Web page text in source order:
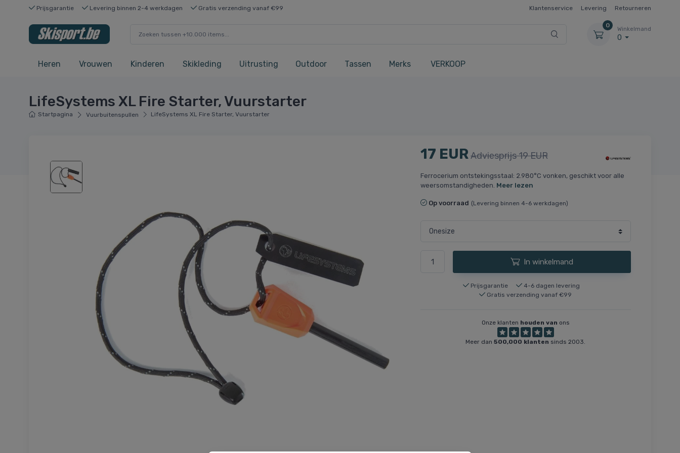
Prijsgarantie Levering binnen 2-4 werkdagen Gratis verzending vanaf €99 Klantenservice Levering Retourneren
0
Winkelmand
0
Heren Vrouwen Kinderen Skikleding Uitrusting Outdoor Tassen Merks VERKOOP
LifeSystems XL Fire Starter, Vuurstarter
Startpagina Vuurbuitenspullen LifeSystems XL Fire Starter, Vuurstarter
17 EURAdviesprijs 19 EUR
Ferrocerium ontstekingsstaal: 2.980°C vonken, geschikt voor alle
weersomstandigheden. Meer lezen
Op voorraad (Levering binnen 4-6 werkdagen)
In winkelmand
Prijsgarantie
4-6 dagen levering
Gratis verzending vanaf €99
Onze klanten houden van ons
Meer dan500,000 klanten sinds 2003.